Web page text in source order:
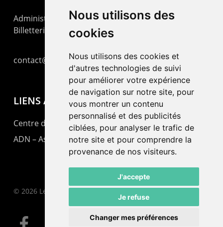
Nous utilisons des
cookies
Nous utilisons des cookies et
d'autres technologies de suivi
pour améliorer votre expérience
de navigation sur notre site, pour
vous montrer un contenu
personnalisé et des publicités
ciblées, pour analyser le trafic de
notre site et pour comprendre la
provenance de nos visiteurs.
J'accepte
Je refuse
Changer mes préférences
Administration : +41 32 725 03 03
Billetterie : +41 32 725 05 05
contact@lepommier.ch
LIENS AMIS
Centre de culture ABC
ADN – Association Danse Neuchâtel
© 2026 Le Pommier.
facebook email